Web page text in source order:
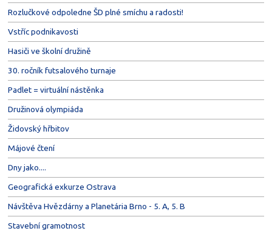
Rozlučkové odpoledne ŠD plné smíchu a radosti!
Vstříc podnikavosti
Hasiči ve školní družině
30. ročník futsalového turnaje
Padlet = virtuální nástěnka
Družinová olympiáda
Židovský hřbitov
Májové čtení
Dny jako....
Geografická exkurze Ostrava
Návštěva Hvězdárny a Planetária Brno - 5. A, 5. B
Stavební gramotnost